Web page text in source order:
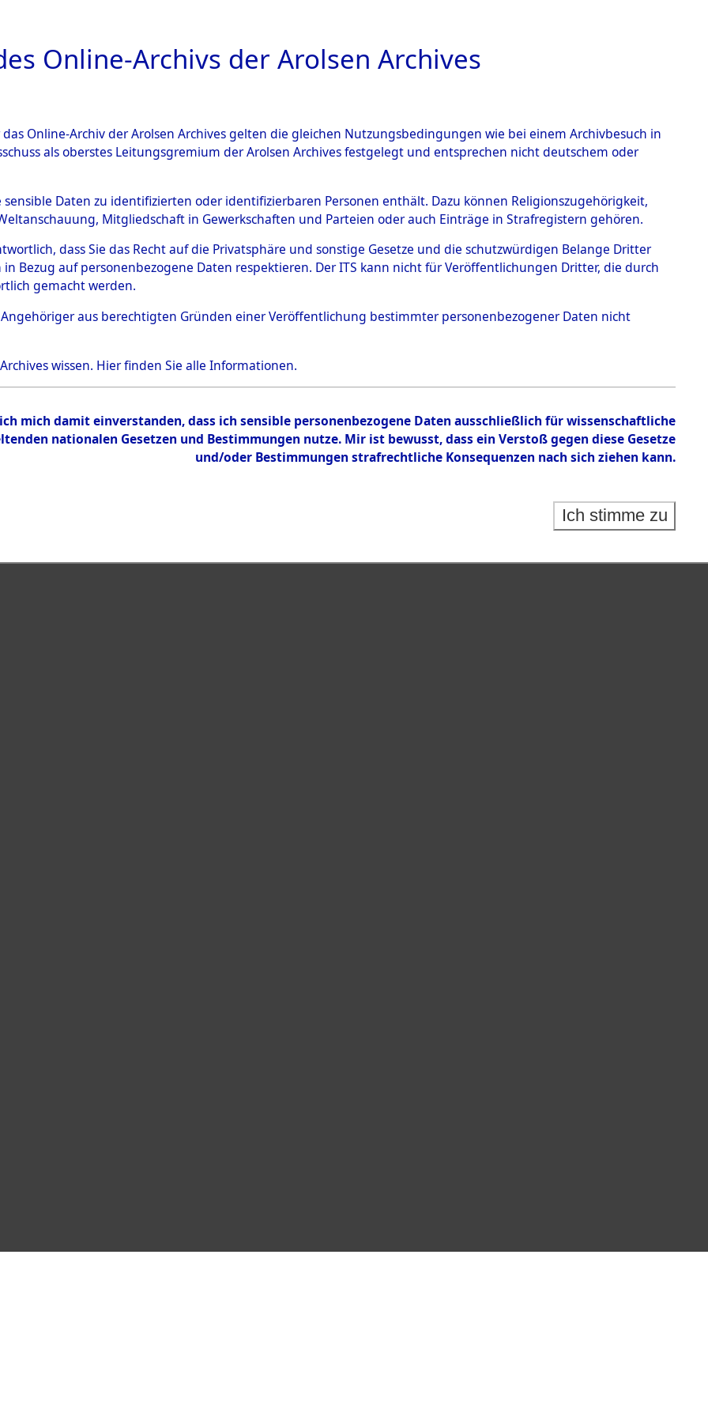
ARCHIVALE ÜBERSICHT BILD
0002 (108004945)
Person DOBROWALSKA, HALINA
Bestand
Online-Archivs der Arolsen Archives
Online-Archiv der Arolsen Archives gelten die gleichen Nutzungsbedingungen wie bei einem Archivbesuch in
als oberstes Leitungsgremium der Arolsen Archives festgelegt und entsprechen nicht deutschem oder
sensible Daten zu identifizierten oder identifizierbaren Personen enthält. Dazu können Religionszugehörigkeit,
Mitgliedschaft in Gewerkschaften und Parteien oder auch Einträge in Strafregistern gehören.
dass Sie das Recht auf die Privatsphäre und sonstige Gesetze und die schutzwürdigen Belange Dritter
Bezug auf personenbezogene Daten respektieren. Der ITS kann nicht für Veröffentlichungen Dritter, die durch
gemacht werden.
Angehöriger aus berechtigten Gründen einer Veröffentlichung bestimmter personenbezogener Daten nicht
wissen. Hierfinden Sie alle Informationen.
mich damit einverstanden, dass ich sensible personenbezogene Daten ausschließlich für wissenschaftliche
nationalen Gesetzen und Bestimmungen nutze. Mir ist bewusst, dass ein Verstoß gegen diese Gesetze
und/oder Bestimmungen strafrechtliche Konsequenzen nach sich ziehen kann.
Ich stimme zu